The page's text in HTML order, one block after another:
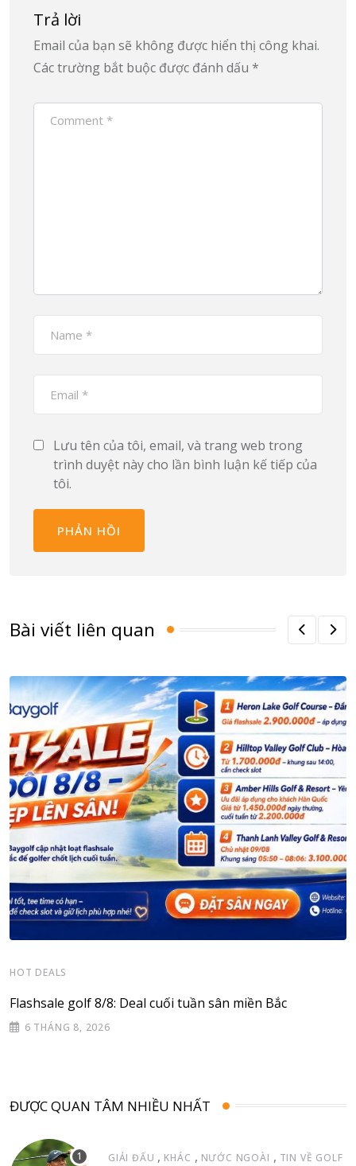
Trả lời
Email của bạn sẽ không được hiển thị công khai.
Các trường bắt buộc được đánh dấu *
Lưu tên của tôi, email, và trang web trong
trình duyệt này cho lần bình luận kế tiếp của
tôi.
Bài viết liên quan
HOT DEALS
Flashsale golf 8/8: Deal cuối tuần sân miền Bắc
6 THÁNG 8, 2026
ĐƯỢC QUAN TÂM NHIỀU NHẤT
GIẢI ĐẤU , KHÁC , NƯỚC NGOÀI , TIN VỀ GOLF